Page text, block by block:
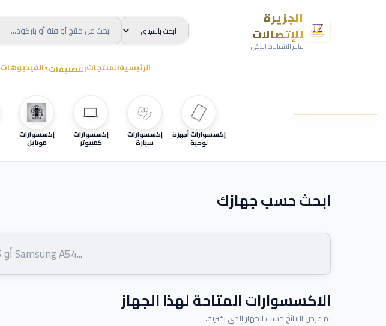
الجزيرة
للإتصالات
عالم الاتصالات الذكي
الرئيسيةالمنتجاتالتصنيفات ▼الفيديوهات
إكسسوارات أجهزة
لوحية
إكسسوارات
سيارة
إكسسوارات
كمبيوتر
إكسسوارات
موبايل
ابحث حسب جهازك
الاكسسوارات المتاحة لهذا الجهاز
تم عرض النتائج حسب الجهاز الذي اخترته.